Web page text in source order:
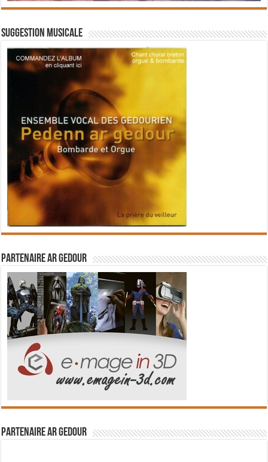
Suggestion musicale
Partenaire Ar Gedour
Partenaire Ar Gedour